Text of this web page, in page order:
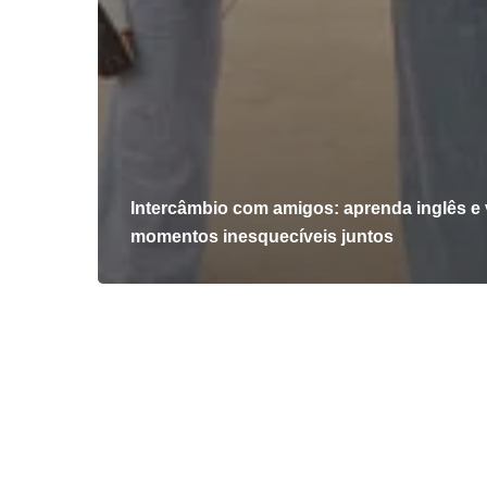
Intercâmbio com amigos: aprenda inglês e
momentos inesquecíveis juntos